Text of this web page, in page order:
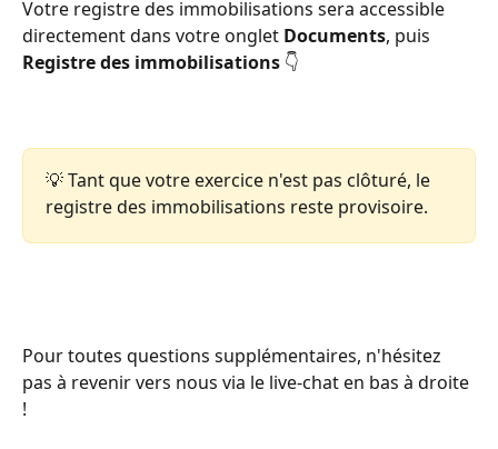
Votre registre des immobilisations sera accessible
directement dans votre onglet Documents, puis
Registre des immobilisations 👇
💡 Tant que votre exercice n'est pas clôturé, le
registre des immobilisations reste provisoire.
Pour toutes questions supplémentaires, n'hésitez
pas à revenir vers nous via le live-chat en bas à droite
!